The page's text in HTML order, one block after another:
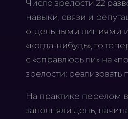
Число зрелости 22
навыки, связи и
отдельными линиями
«когда-нибудь», то
с «справлюсь ли» на
зрелости:
На практике перелом
заполняли день,